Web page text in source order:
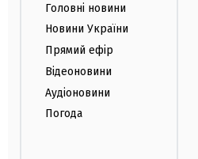
Головні новини
Новини України
Прямий ефір
Відеоновини
Аудіоновини
Погода